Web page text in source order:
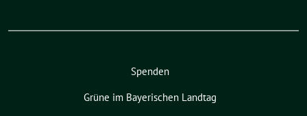
Spenden
Grüne im Bayerischen Landtag